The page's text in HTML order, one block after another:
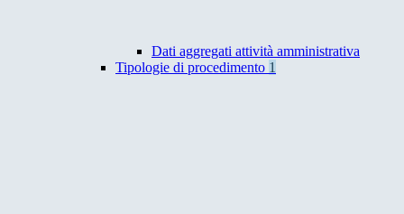
Dati aggregati attività amministrativa
Tipologie di procedimento 1